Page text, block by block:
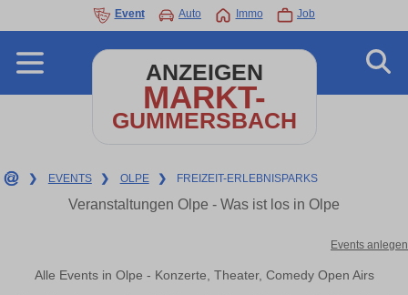
Event Auto Immo Job
ANZEIGEN
MARKT-
GUMMERSBACH
❯ EVENTS ❯ OLPE ❯ FREIZEIT-ERLEBNISPARKS
Veranstaltungen Olpe - Was ist los in Olpe
Events anlegen
Alle Events in Olpe - Konzerte, Theater, Comedy Open Airs